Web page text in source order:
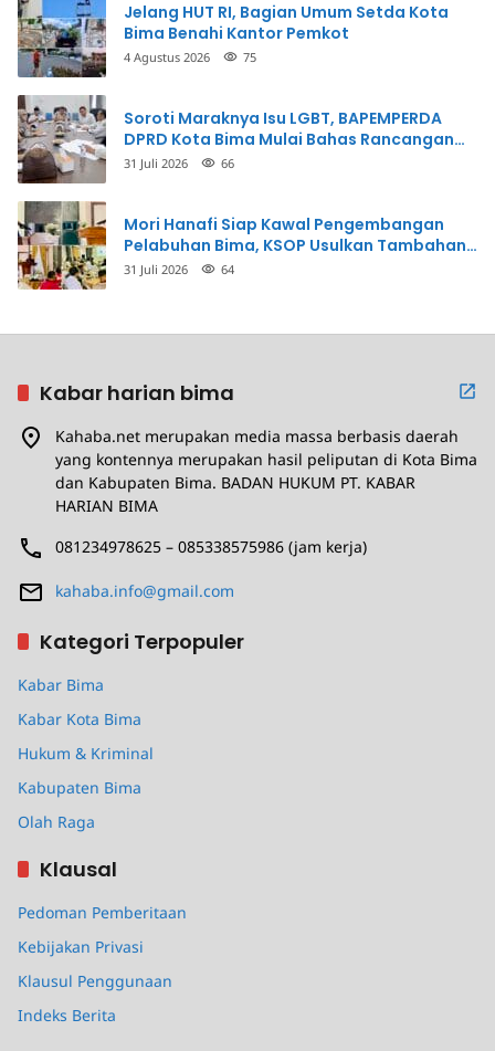
Jelang HUT RI, Bagian Umum Setda Kota
Bima Benahi Kantor Pemkot
4 Agustus 2026 75
Soroti Maraknya Isu LGBT, BAPEMPERDA
DPRD Kota Bima Mulai Bahas Rancangan
Perda Pencegahan
31 Juli 2026 66
Mori Hanafi Siap Kawal Pengembangan
Pelabuhan Bima, KSOP Usulkan Tambahan
Dermaga Rp400 Miliar
31 Juli 2026 64
Kabar harian bima
Kahaba.net merupakan media massa berbasis daerah
yang kontennya merupakan hasil peliputan di Kota Bima
dan Kabupaten Bima. BADAN HUKUM PT. KABAR
HARIAN BIMA
081234978625 – 085338575986 (jam kerja)
kahaba.info@gmail.com
Kategori Terpopuler
Kabar Bima
Kabar Kota Bima
Hukum & Kriminal
Kabupaten Bima
Olah Raga
Klausal
Pedoman Pemberitaan
Kebijakan Privasi
Klausul Penggunaan
Indeks Berita